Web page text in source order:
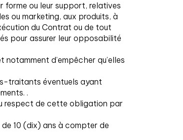
forme ou leur support, relatives
ou marketing, aux produits, à
du Contrat ou de tout
pour assurer leur opposabilité
d’empêcher qu’elles
traitants éventuels ayant
.
respect de cette obligation par
10 (dix) ans à compter de